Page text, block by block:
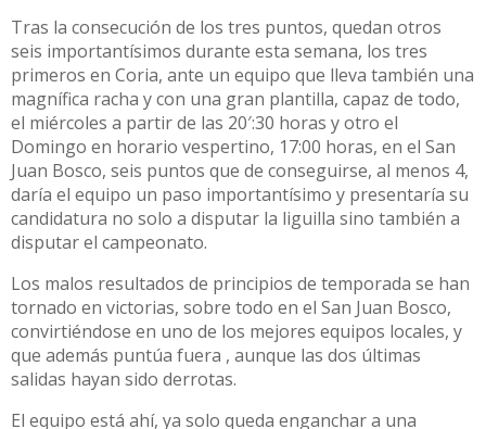
Tras la consecución de los tres puntos, quedan otros
seis importantísimos durante esta semana, los tres
primeros en Coria, ante un equipo que lleva también una
magnífica racha y con una gran plantilla, capaz de todo,
el miércoles a partir de las 20′:30 horas y otro el
Domingo en horario vespertino, 17:00 horas, en el San
Juan Bosco, seis puntos que de conseguirse, al menos 4,
daría el equipo un paso importantísimo y presentaría su
candidatura no solo a disputar la liguilla sino también a
disputar el campeonato.
Los malos resultados de principios de temporada se han
tornado en victorias, sobre todo en el San Juan Bosco,
convirtiéndose en uno de los mejores equipos locales, y
que además puntúa fuera , aunque las dos últimas
salidas hayan sido derrotas.
El equipo está ahí, ya solo queda enganchar a una